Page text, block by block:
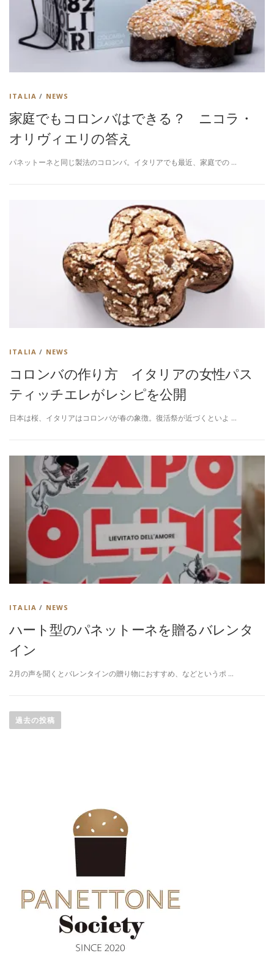
ITALIA / NEWS
家庭でもコロンバはできる？ ニコラ・
オリヴィエリの答え
パネットーネと同じ製法のコロンバ。イタリアでも最近、家庭での …
ITALIA / NEWS
コロンバの作り方 イタリアの女性パス
ティッチエレがレシピを公開
日本は桜、イタリアはコロンバが春の象徴。復活祭が近づくといよ …
ITALIA / NEWS
ハート型のパネットーネを贈るバレンタ
イン
2月の声を聞くとバレンタインの贈り物におすすめ、などというポ …
稿
過去の投稿